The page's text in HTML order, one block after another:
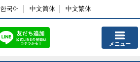
한국어 中文简体 中文繁体
メニュー